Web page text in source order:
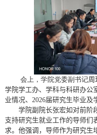
会上，学院党委副书记周
学院学工办、学科与科研办公
业情况、 2026届研究生毕业及
学院副院长张宏如对前阶
支持研究生就业工作的导师们
求。他强调，导师作为研究生